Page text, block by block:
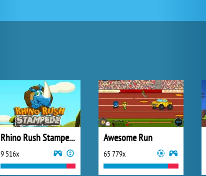
Rhino Rush Stampede Online
9 516x
Awesome Run
65 779x